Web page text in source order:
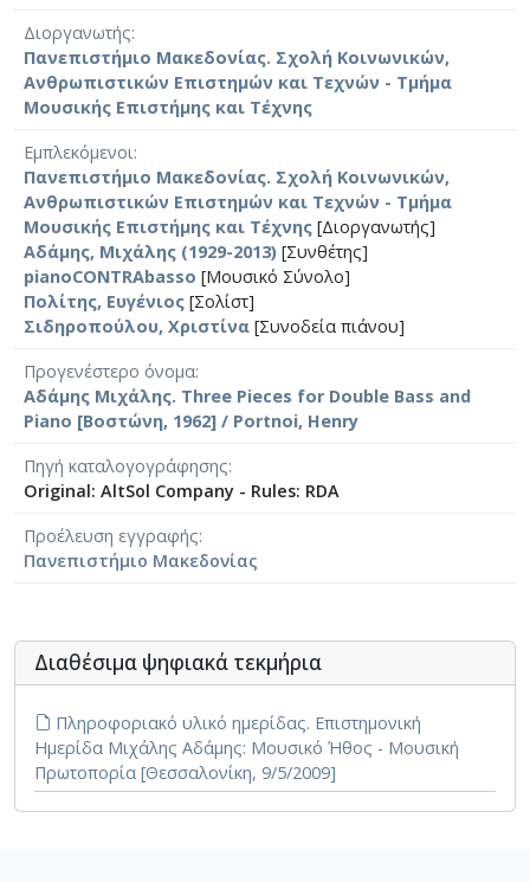
Διοργανωτής
Πανεπιστήμιο Μακεδονίας. Σχολή Κοινωνικών,
Ανθρωπιστικών Επιστημών και Τεχνών - Τμήμα
Μουσικής Επιστήμης και Τέχνης
Εμπλεκόμενοι
Πανεπιστήμιο Μακεδονίας. Σχολή Κοινωνικών,
Ανθρωπιστικών Επιστημών και Τεχνών - Τμήμα
Μουσικής Επιστήμης και Τέχνης [Διοργανωτής]
Αδάμης, Μιχάλης (1929-2013) [Συνθέτης]
pianoCONTRAbasso [Μουσικό Σύνολο]
Πολίτης, Ευγένιος [Σολίστ]
Σιδηροπούλου, Χριστίνα [Συνοδεία πιάνου]
Προγενέστερο όνομα
Αδάμης Μιχάλης. Three Pieces for Double Bass and
Piano [Βοστώνη, 1962] / Portnoi, Henry
Πηγή καταλογογράφησης
Original: AltSol Company - Rules: RDA
Προέλευση εγγραφής
Πανεπιστήμιο Μακεδονίας
Διαθέσιμα ψηφιακά τεκμήρια
Πληροφοριακό υλικό ημερίδας. Επιστημονική
Ημερίδα Μιχάλης Αδάμης: Μουσικό Ήθος - Μουσική
Πρωτοπορία [Θεσσαλονίκη, 9/5/2009]